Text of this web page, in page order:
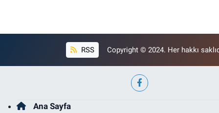
RSS Copyright © 2024. Her hakkı
Ana Sayfa